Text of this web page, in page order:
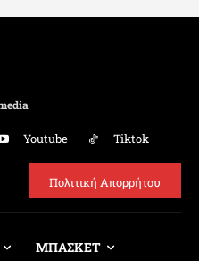
Youtube Tiktok
Πολιτική Απορρήτου
ΜΠΑΣΚΕΤ